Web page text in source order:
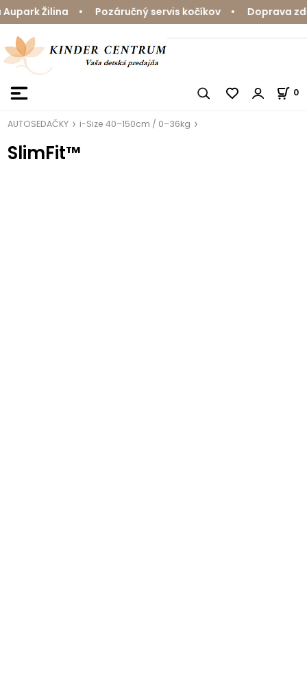
Žilina • Pozáručný servis kočíkov • Doprava
0
AUTOSEDAČKY i-Size 40–150cm / 0–36kg
SlimFit™